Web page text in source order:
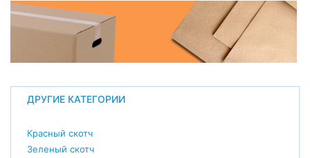
ДРУГИЕ КАТЕГОРИИ
Красный скотч
Зеленый скотч